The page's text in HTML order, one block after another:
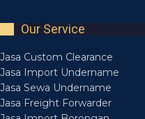
Our Service
Jasa Custom Clearance
Jasa Import Undername
Jasa Sewa Undername
Jasa Freight Forwarder